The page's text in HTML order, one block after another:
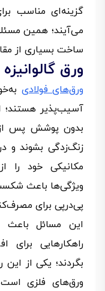
گزینه‌ای مناسب
می‌آیند؛ همین
ساخت بسیاری از
ورق
ورق‌های فولادی
آسیب‌پذیر هستند؛
بدون پوشش پس از
زنگ‌زدگی بشوند و
مکانیکی خود را
ویژگی‌ها باعث
پی‌درپی برای
این مسائل باعث
راهکارهایی برای
بگردند؛ یکی از
ورق‌های فلزی